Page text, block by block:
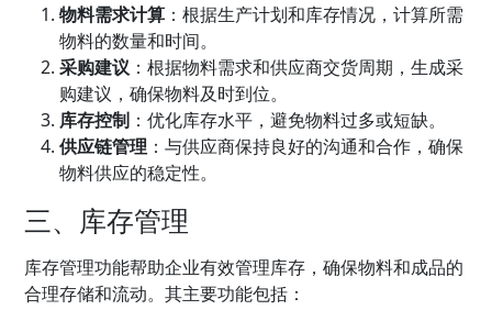
物料需求计算 ：根据生产计划和库存情况，计算所需
物料的数量和时间。
采购建议 ：根据物料需求和供应商交货周期，生成采
购建议，确保物料及时到位。
库存控制 ：优化库存水平，避免物料过多或短缺。
供应链管理 ：与供应商保持良好的沟通和合作，确保
物料供应的稳定性。
三、库存管理
库存管理功能帮助企业有效管理库存，确保物料和成品的
合理存储和流动。其主要功能包括：